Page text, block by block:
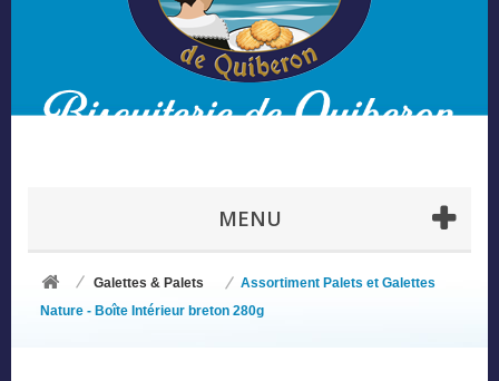
MENU
Galettes & Palets
Assortiment Palets et Galettes
Nature - Boîte Intérieur breton 280g